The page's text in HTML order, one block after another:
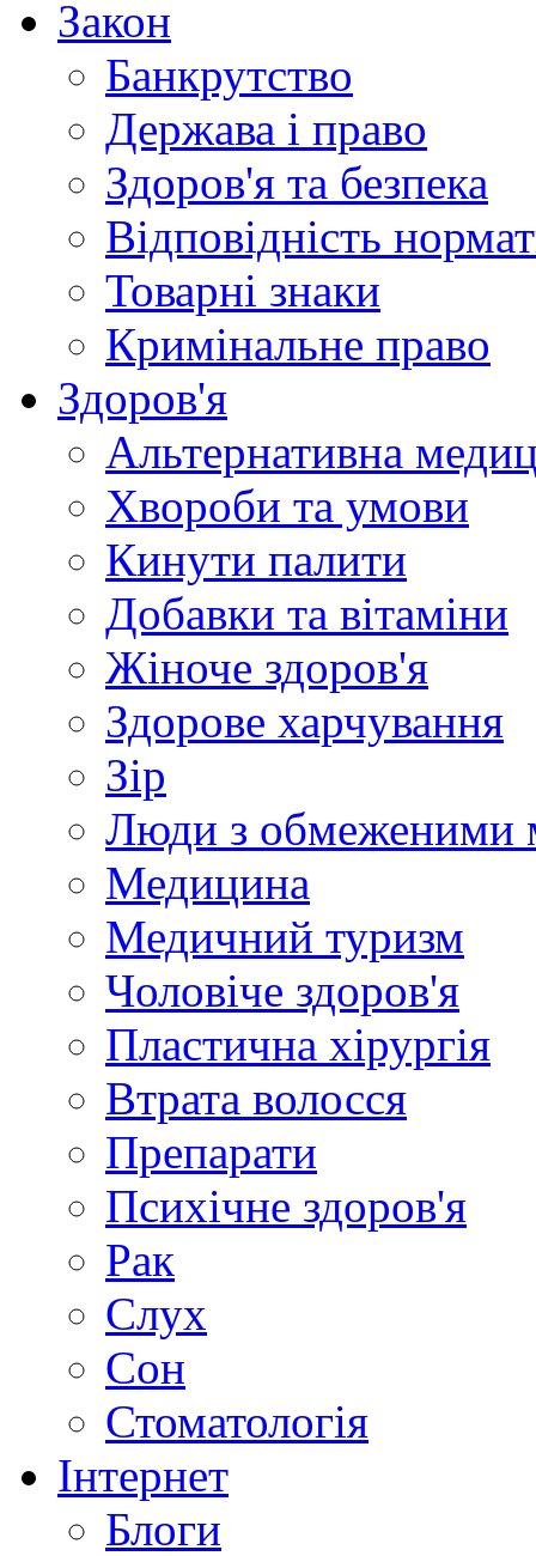
Закон
Банкрутство
Держава і право
Здоров'я та безпека
Відповідність
Товарні знаки
Кримінальне право
Здоров'я
Альтернативна
Хвороби та умови
Кинути палити
Добавки та вітаміни
Жіноче здоров'я
Здорове харчування
Зір
Люди з обмеженими
Медицина
Медичний туризм
Чоловіче здоров'я
Пластична хірургія
Втрата волосся
Препарати
Психічне здоров'я
Рак
Слух
Сон
Стоматологія
Інтернет
Блоги